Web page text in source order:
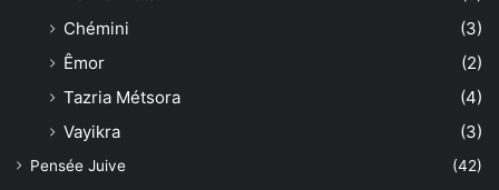
Chémini
(3)
Êmor
(2)
Tazria Métsora
(4)
Vayikra
(3)
Pensée Juive (42)